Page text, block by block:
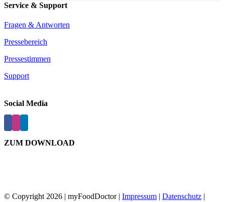
Service & Support
Fragen & Antworten
Pressebereich
Pressestimmen
Support
Social Media
ZUM DOWNLOAD
© Copyright 2026 | myFoodDoctor | Impressum | Datenschutz |